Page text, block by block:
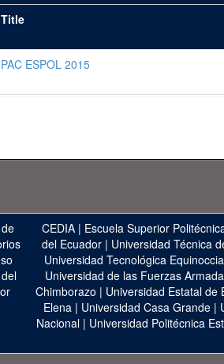
Title
PAC ESPOL 2015
CEDIA | Escuela Superior
del Ecuador| Universidad Técnica
Universidad Tecnológica
Universidad de las Fuerzas
Chimborazo | Universidad Estatal de
Elena | Universidad Casa Grande |
Nacional | Universidad Politécnica